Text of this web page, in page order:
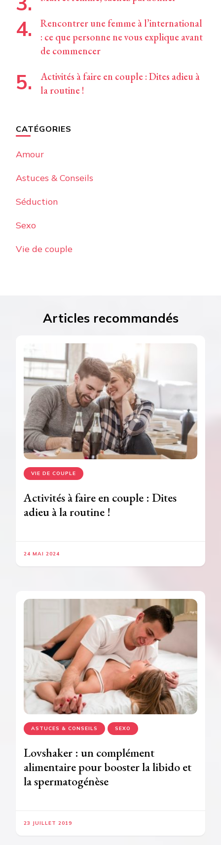
Rencontrer une femme à l’international
: ce que personne ne vous explique avant
de commencer
Activités à faire en couple : Dites adieu à
la routine !
CATÉGORIES
Amour
Astuces & Conseils
Séduction
Sexo
Vie de couple
Articles recommandés
VIE DE COUPLE
Activités à faire en couple : Dites
adieu à la routine !
24 MAI 2024
ASTUCES & CONSEILS SEXO
Lovshaker : un complément
alimentaire pour booster la libido et
la spermatogénèse
23 JUILLET 2019